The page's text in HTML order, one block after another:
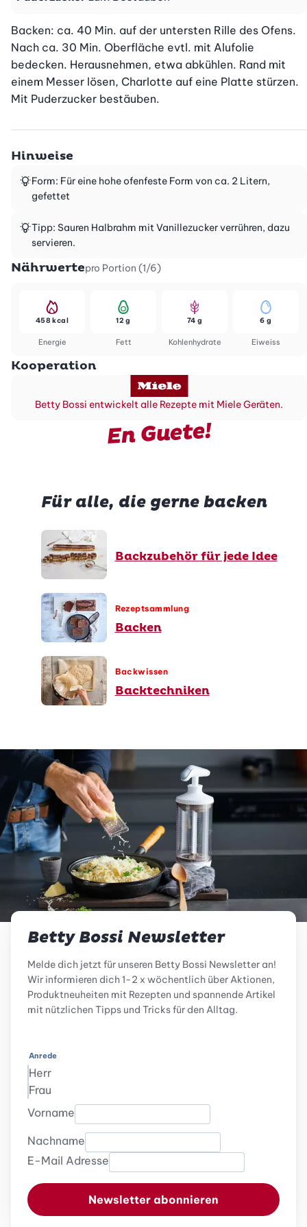
Backen: ca. 40 Min. auf der untersten Rille des Ofens.
Nach ca. 30 Min. Oberfläche evtl. mit Alufolie
bedecken. Herausnehmen, etwa abkühlen. Rand mit
einem Messer lösen, Charlotte auf eine Platte stürzen.
Mit Puderzucker bestäuben.
Hinweise
Form: Für eine hohe ofenfeste Form von ca. 2 Litern,
gefettet
Tipp: Sauren Halbrahm mit Vanillezucker verrühren, dazu
servieren.
Nährwertepro Portion (1/6)
Energie
458 kcal
Fett
12 g
Kohlenhydrate
74 g
Eiweiss
6 g
Kooperation
Betty Bossi entwickelt alle Rezepte mit Miele Geräten.
En Guete!
Für alle, die gerne backen
Backzubehör für jede Idee
Rezeptsammlung
Backen
Backwissen
Backtechniken
Betty Bossi Newsletter
Melde dich jetzt für unseren Betty Bossi Newsletter an!
Wir informieren dich 1-2 x wöchentlich über Aktionen,
Produktneuheiten mit Rezepten und spannende Artikel
mit nützlichen Tipps und Tricks für den Alltag.
Anrede
Herr
Frau
Vorname
Nachname
E-Mail Adresse
Newsletter abonnieren